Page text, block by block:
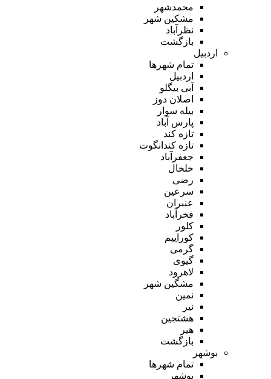
محمدشهر
مشکین شهر
نظرآباد
بازگشت
اردبیل
تمام شهر‌ها
اردبیل
آبی بیگلو
اصلان دوز
بیله سوار
پارس آباد
تازه کند
تازه کندانگوت
جعفرآباد
خلخال
رضی
سرعین
عنبران
فخرآباد
کلور
کوراییم
گرمی
گیوی
لاهرود
مشگین شهر
نمین
نیر
هشتجین
هیر
بازگشت
بوشهر
تمام شهر‌ها
بوشهر